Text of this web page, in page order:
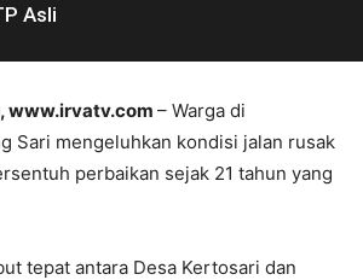
Asli
www.irvatv.com – Warga di
Sari mengeluhkan kondisi jalan rusak
perbaikan sejak 21 tahun yang
tepat antara Desa Kertosari dan